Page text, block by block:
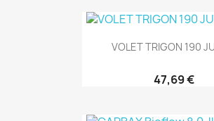
Aperçu
VOLET TRIGON 190
47,69 €